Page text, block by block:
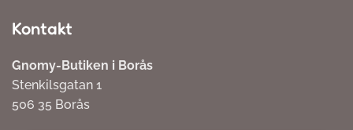
Kontakt
Gnomy-Butiken i Borås
Stenkilsgatan 1
506 35 Borås